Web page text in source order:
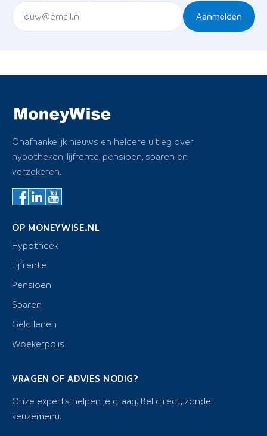
Aanmelden
Onafhankelijk nieuws en heldere uitleg over
hypotheken, lijfrente, pensioen, sparen en
verzekeren.
OP MONEYWISE.NL
Hypotheek
Lijfrente
Pensioen
Sparen
Geld lenen
Woekerpolis
VRAGEN OF ADVIES NODIG?
Onze experts helpen je graag. Bel direct, zonder
keuzemenu.